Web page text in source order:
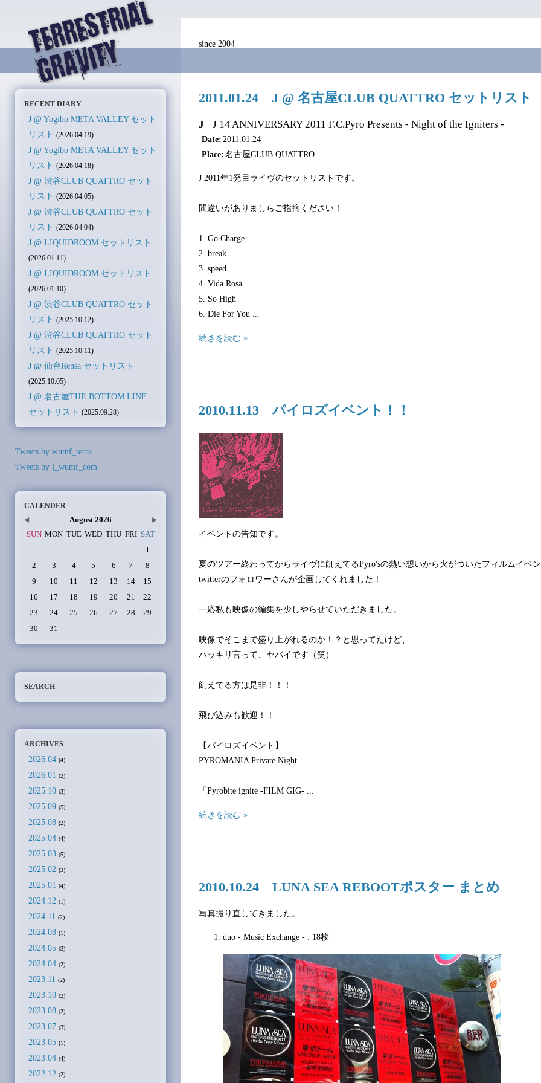
since 2004
2011.01.24 J @ 名古屋CLUB QUATTRO セットリスト
J J 14 ANNIVERSARY 2011 F.C.Pyro Presents - Night of the Igniters -
Date: 2011.01.24
Place:名古屋CLUB QUATTRO
J 2011年1発目ライヴのセットリストです。
間違いがありましらご指摘ください！
1. Go Charge
2. break
3. speed
4. Vida Rosa
5. So High
6. Die For You ...
続きを読む »
2010.11.13 パイロズイベント！！
イベントの告知です。
夏のツアー終わってからライヴに飢えてるPyro'sの熱い想いから火がついたフィルムイベン
twitterのフォロワーさんが企画してくれました！
一応私も映像の編集を少しやらせていただきました。
映像でそこまで盛り上がれるのか！？と思ってたけど、
ハッキリ言って、ヤバイです（笑）
飢えてる方は是非！！！
飛び込みも歓迎！！
【パイロズイベント】
PYROMANIA Private Night
「Pyrobite ignite -FILM GIG- ...
続きを読む »
2010.10.24 LUNA SEA REBOOTポスター まとめ
写真撮り直してきました。
duo - Music Exchange - : 18枚
RECENT DIARY
J @ Yogibo META VALLEY セット
リスト (2026.04.19)
J @ Yogibo META VALLEY セット
リスト (2026.04.18)
J @ 渋谷CLUB QUATTRO セット
リスト (2026.04.05)
J @ 渋谷CLUB QUATTRO セット
リスト (2026.04.04)
J @ LIQUIDROOM セットリスト
(2026.01.11)
J @ LIQUIDROOM セットリスト
(2026.01.10)
J @ 渋谷CLUB QUATTRO セット
リスト (2025.10.12)
J @ 渋谷CLUB QUATTRO セット
リスト (2025.10.11)
J @ 仙台Rensa セットリスト
(2025.10.05)
J @ 名古屋THE BOTTOM LINE
セットリスト (2025.09.28)
Tweets by wumf_terra
Tweets by j_wumf_com
CALENDER
August 2026
SUN MON TUE WED THU FRI SAT
1
2
3 4 5 6 7
8
9
10 11 12 13 14
15
16
17 18 19 20 21
22
23
24 25 26 27 28
29
30
31
SEARCH
ARCHIVES
2026.04 (4)
2026.01 (2)
2025.10 (3)
2025.09 (5)
2025.08 (2)
2025.04 (4)
2025.03 (5)
2025.02 (3)
2025.01 (4)
2024.12 (1)
2024.11 (2)
2024.08 (1)
2024.05 (3)
2024.04 (2)
2023.11 (2)
2023.10 (2)
2023.08 (2)
2023.07 (3)
2023.05 (1)
2023.04 (4)
2022.12 (2)